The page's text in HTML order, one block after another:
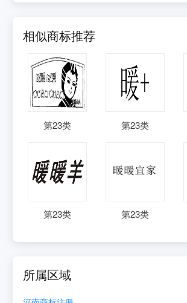
相似商标推荐
第23类 第23类
第23类 第23类
所属区域